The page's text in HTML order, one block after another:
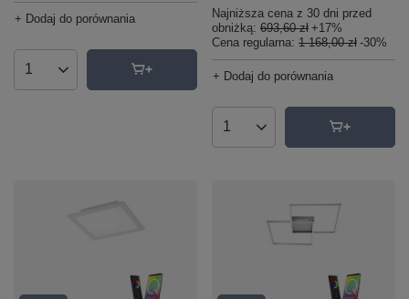
+ Dodaj do porównania
Ilość produktów
Najniższa cena z 30 dni przed
obniżką: 693,60 zł +17%
Cena regularna: 1 168,00 zł -30%
+ Dodaj do porównania
Ilość produktów